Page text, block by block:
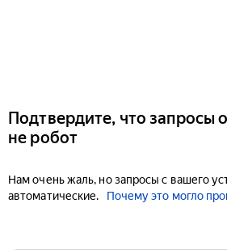
Подтвердите, что запросы
не робот
Нам очень жаль, но запросы с вашего
автоматические.
Почему это могло